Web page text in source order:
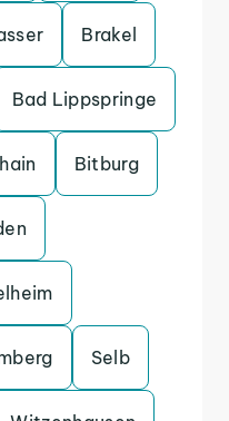
Brakel
Bad Lippspringe
Bitburg
Selb